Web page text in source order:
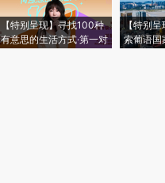
【特别呈现】寻找100种
有意思的生活方式·第一对
【特别呈
索葡语国